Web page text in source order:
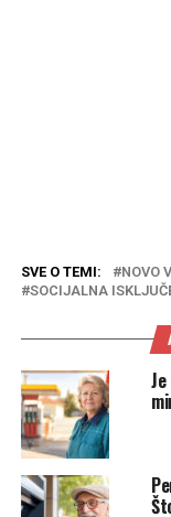
SVE O TEMI: NOVO
SOCIJALNA